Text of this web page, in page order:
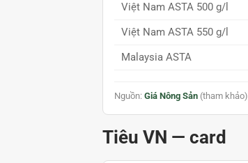
Việt Nam ASTA 500 g/l
Việt Nam ASTA 550 g/l
Malaysia ASTA
Nguồn: Giá Nông Sản (tham khảo)
Tiêu VN — card